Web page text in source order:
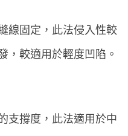
線固定，此法侵入性較
，較適用於輕度凹陷。
支撐度，此法適用於中